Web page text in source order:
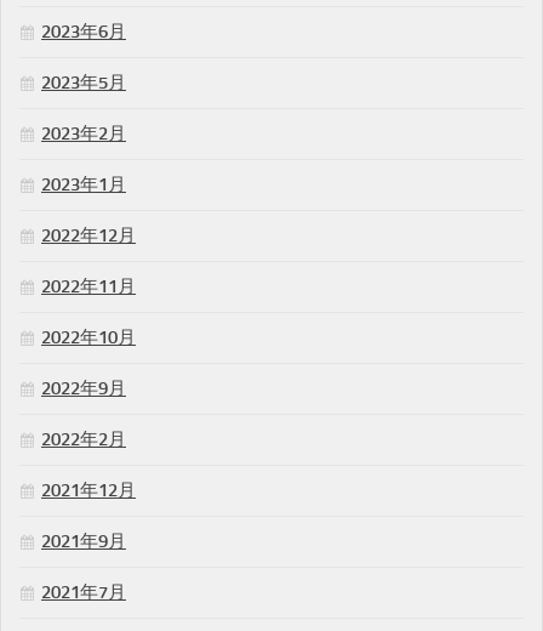
2023年6月
2023年5月
2023年2月
2023年1月
2022年12月
2022年11月
2022年10月
2022年9月
2022年2月
2021年12月
2021年9月
2021年7月